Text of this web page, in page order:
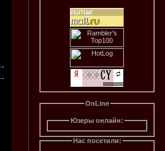
OnLine
Юзеры онлайн:
Нас посетили: